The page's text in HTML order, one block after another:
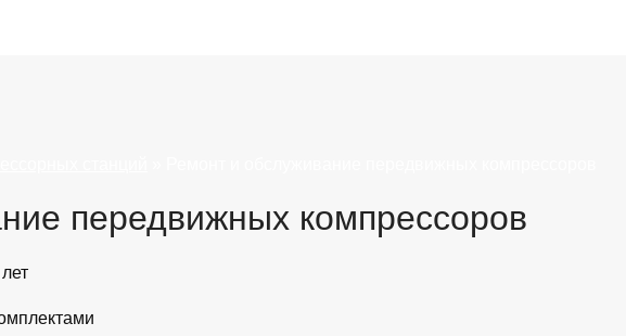
передвижных компрессоров